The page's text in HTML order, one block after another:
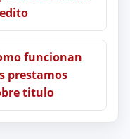
funcionan
prestamos
titulo